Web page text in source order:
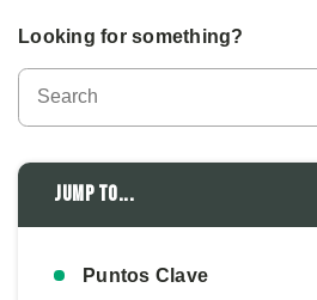
Looking for something?
Jump to...
Puntos Clave